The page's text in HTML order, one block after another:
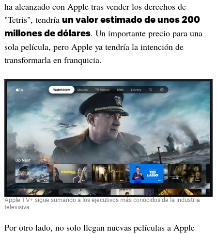
ha alcanzado con Apple tras vender los derechos de
"Tetris", tendría un valor estimado de unos 200
millones de dólares. Un importante precio para una
sola película, pero Apple ya tendría la intención de
transformarla en franquicia.
Apple TV+ sigue sumando a los ejecutivos más conocidos de la industria
televisiva
Por otro lado, no solo llegan nuevas películas a Apple